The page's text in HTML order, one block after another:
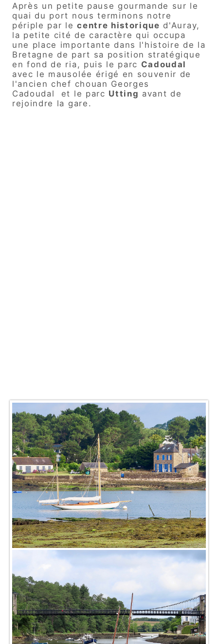
Après un petite pause gourmande sur le
quai du port nous terminons notre
périple par lecentre historique d'Auray,
la petite cité de caractère qui occupa
une place importante dans l'histoire de la
Bretagne de part sa position stratégique
en fond de ria, puis le parc Cadoudal
avec le mausolée érigé en souvenir de
l'ancien chef chouan Georges
Cadoudal et le parc Utting avant de
rejoindre la gare.